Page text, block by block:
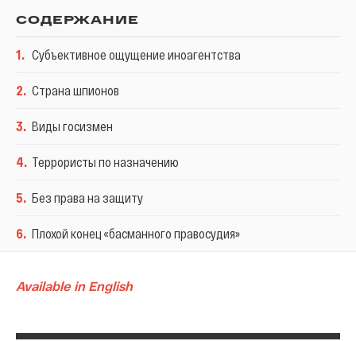
СОДЕРЖАНИЕ
1. Субъективное ощущение иноагентства
2. Страна шпионов
3. Виды госизмен
4. Террористы по назначению
5. Без права на защиту
6. Плохой конец «басманного правосудия»
Available in English